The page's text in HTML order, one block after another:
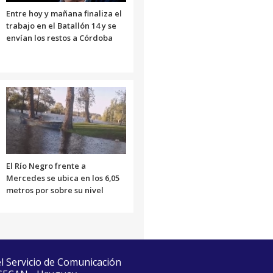
Entre hoy y mañana finaliza el
trabajo en el Batallón 14 y se
envían los restos a Córdoba
El Río Negro frente a
Mercedes se ubica en los 6,05
metros por sobre su nivel
de Comunicación